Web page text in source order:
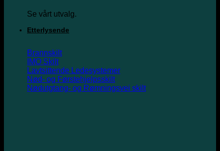
Se vårt utvalg.
Etterlysende
Brannskilt
IMO Skilt
Lavtsittende Ledesystemer
Nød- og Førstehjelpsskilt
Nødutgtang- og Rømningsvei skilt